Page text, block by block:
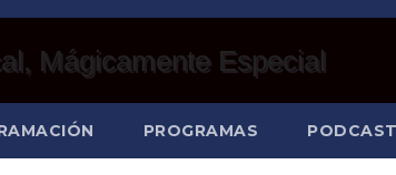
PROGRAMAS